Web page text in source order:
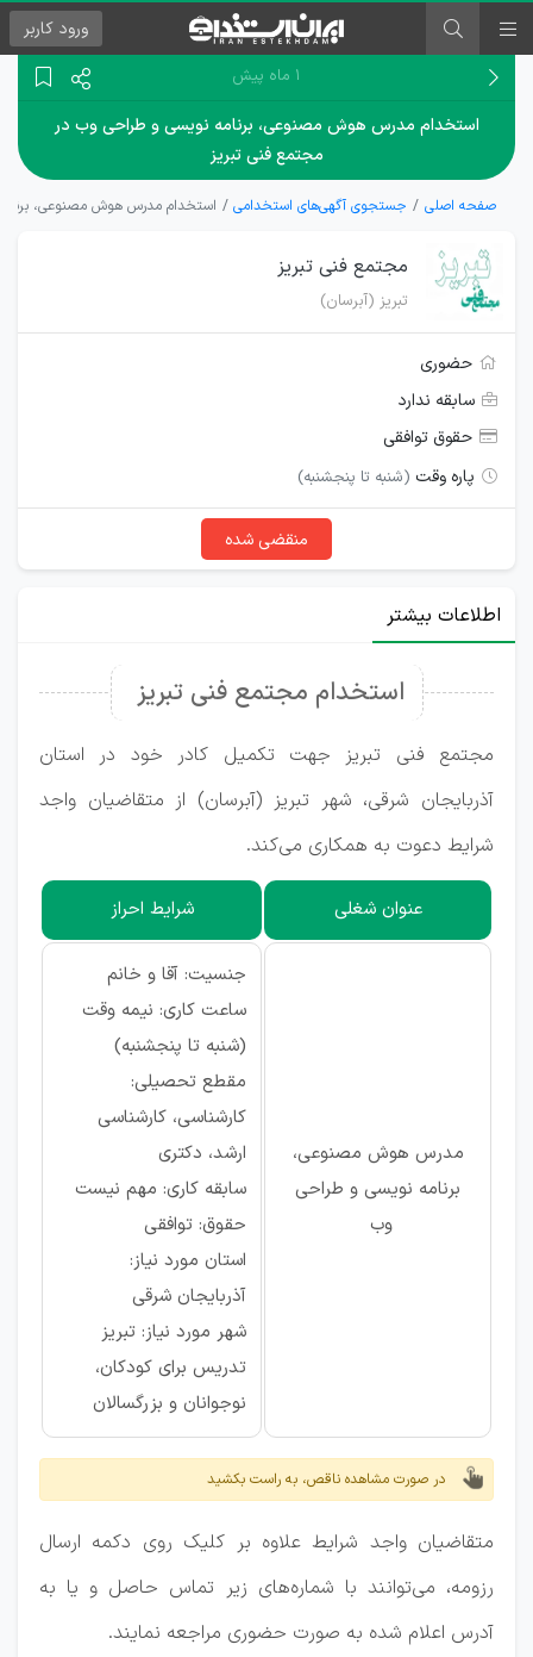
ورود کاربر
۱ ماه پیش
استخدام مدرس هوش مصنوعی، برنامه نویسی و طراحی وب در
مجتمع فنی تبریز
صفحه اصلی جستجوی آگهی‌های استخدامی استخدام مدرس هوش مصنوعی،
مجتمع فنی تبریز
تبریز (آبرسان)
حضوری
سابقه ندارد
حقوق توافقی
پاره وقت (شنبه تا پنجشنبه)
منقضی شده
اطلاعات بیشتر
استخدام مجتمع فنی تبریز
مجتمع فنی تبریز جهت تکمیل کادر خود در استان
آذربایجان شرقی، شهر تبریز (آبرسان) از متقاضیان واجد
شرایط دعوت به همکاری می‌کند.
عنوان شغلی شرایط احراز
مدرس هوش مصنوعی،
برنامه نویسی و طراحی
وب
جنسیت: آقا و خانم
ساعت کاری: نیمه وقت
(شنبه تا پنجشنبه)
مقطع تحصیلی:
کارشناسی، کارشناسی
ارشد، دکتری
سابقه کاری: مهم نیست
حقوق: توافقی
استان مورد نیاز:
آذربایجان شرقی
شهر مورد نیاز: تبریز
تدریس برای کودکان،
نوجوانان و بزرگسالان
در صورت مشاهده ناقص، به راست بکشید
متقاضیان واجد شرایط علاوه بر کلیک روی دکمه ارسال
رزومه، می‌توانند با شماره‌های زیر تماس حاصل و یا به
آدرس اعلام شده به صورت حضوری مراجعه نمایند.